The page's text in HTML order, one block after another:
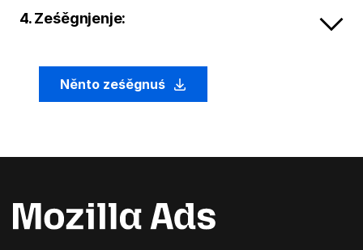
4. Ześěgnjenje:
Něnto ześěgnuś